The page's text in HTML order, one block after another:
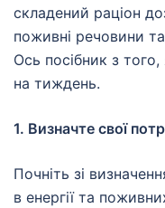
складений раціон
поживні речовини
Ось посібник з
на тиждень.
1. Визначте свої
Почніть зі
в енергії та